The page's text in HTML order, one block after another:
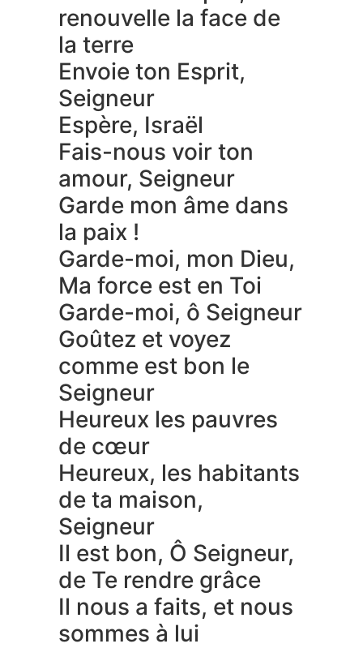
renouvelle la face de
la terre
Envoie ton Esprit,
Seigneur
Espère, Israël
Fais-nous voir ton
amour, Seigneur
Garde mon âme dans
la paix !
Garde-moi, mon Dieu,
Ma force est en Toi
Garde-moi, ô Seigneur
Goûtez et voyez
comme est bon le
Seigneur
Heureux les pauvres
de cœur
Heureux, les habitants
de ta maison,
Seigneur
Il est bon, Ô Seigneur,
de Te rendre grâce
Il nous a faits, et nous
sommes à lui